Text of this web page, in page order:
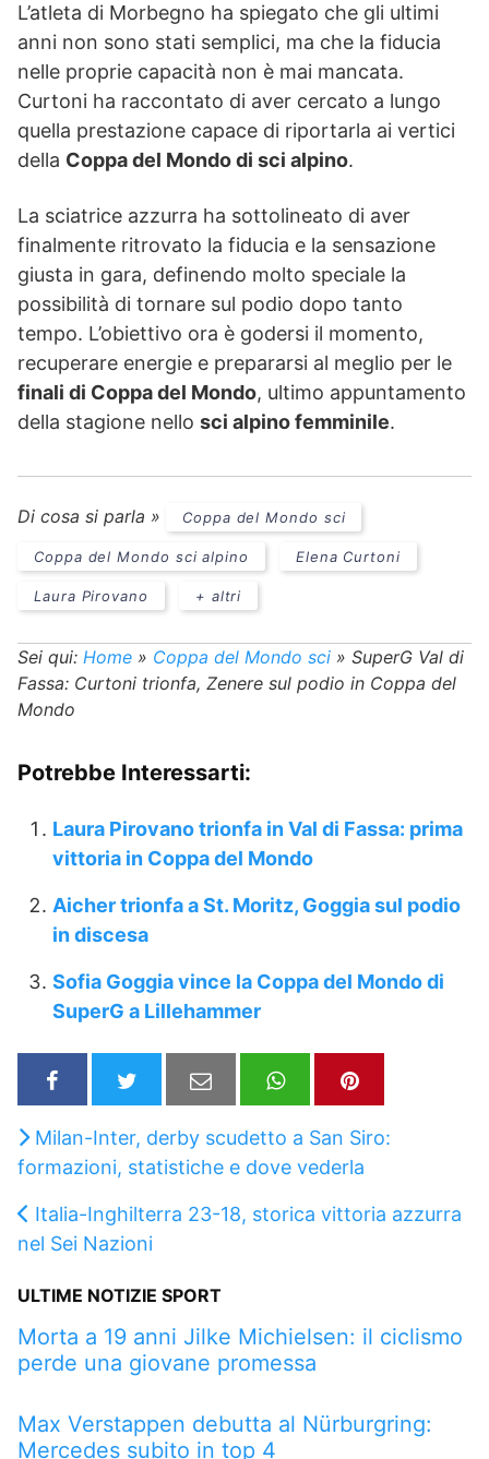
L’atleta di Morbegno ha spiegato che gli ultimi
anni non sono stati semplici, ma che la fiducia
nelle proprie capacità non è mai mancata.
Curtoni ha raccontato di aver cercato a lungo
quella prestazione capace di riportarla ai vertici
della Coppa del Mondo di sci alpino.
La sciatrice azzurra ha sottolineato di aver
finalmente ritrovato la fiducia e la sensazione
giusta in gara, definendo molto speciale la
possibilità di tornare sul podio dopo tanto
tempo. L’obiettivo ora è godersi il momento,
recuperare energie e prepararsi al meglio per le
finali di Coppa del Mondo, ultimo appuntamento
della stagione nello sci alpino femminile.
Di cosa si parla » Coppa del Mondo sci
Coppa del Mondo sci alpino Elena Curtoni
Laura Pirovano + altri
Sei qui: Home » Coppa del Mondo sci » SuperG Val di
Fassa: Curtoni trionfa, Zenere sul podio in Coppa del
Mondo
Potrebbe Interessarti:
Laura Pirovano trionfa in Val di Fassa: prima
vittoria in Coppa del Mondo
Aicher trionfa a St. Moritz, Goggia sul podio
in discesa
Sofia Goggia vince la Coppa del Mondo di
SuperG a Lillehammer
Milan-Inter, derby scudetto a San Siro:
formazioni, statistiche e dove vederla
Italia-Inghilterra 23-18, storica vittoria azzurra
nel Sei Nazioni
ULTIME NOTIZIE SPORT
Morta a 19 anni Jilke Michielsen: il ciclismo
perde una giovane promessa
Max Verstappen debutta al Nürburgring:
Mercedes subito in top 4